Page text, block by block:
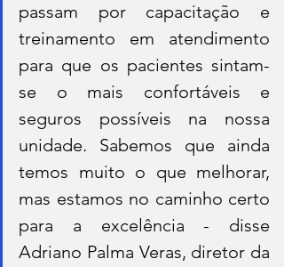
passam por capacitação e
treinamento em atendimento
para que os pacientes sintam-
se o mais confortáveis e
seguros possíveis na nossa
unidade. Sabemos que ainda
temos muito o que melhorar,
mas estamos no caminho certo
para a excelência - disse
Adriano Palma Veras, diretor da